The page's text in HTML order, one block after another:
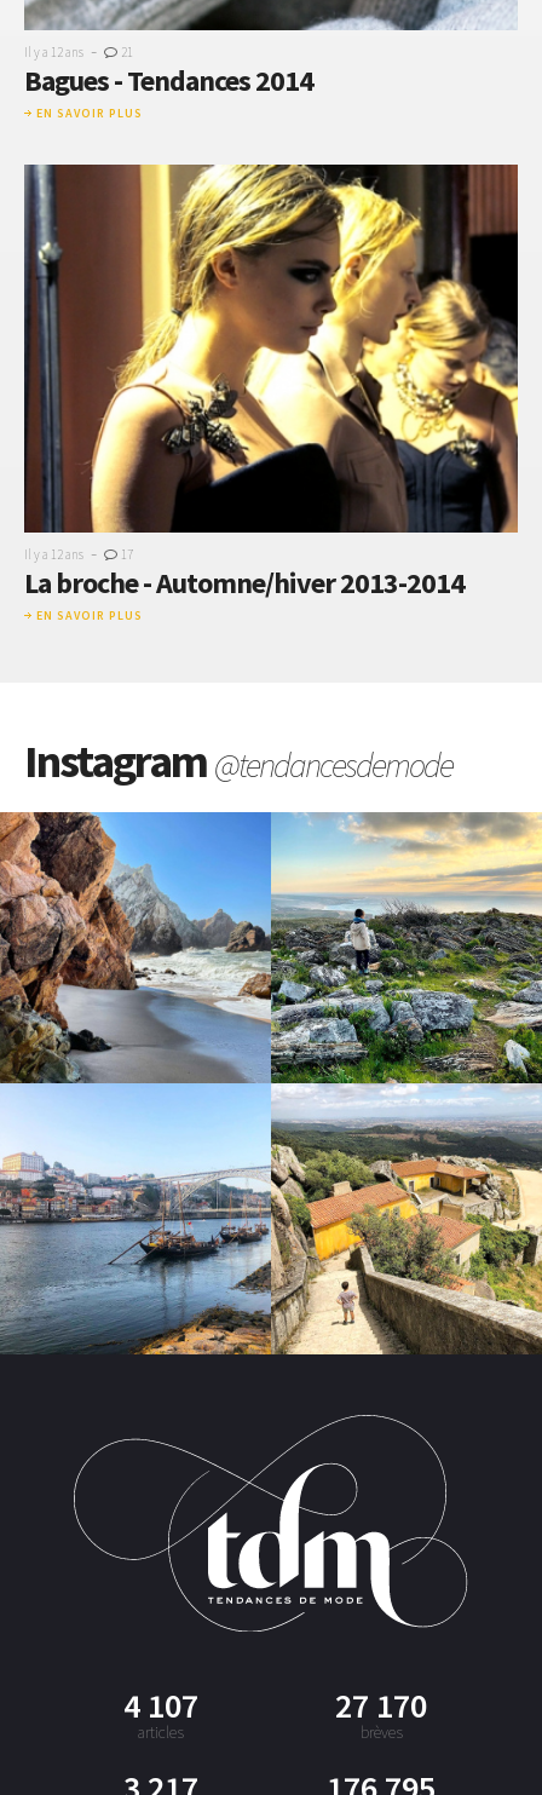
Il y a 12 ans - 21
Bagues - Tendances 2014
EN SAVOIR PLUS
Il y a 12 ans - 17
La broche - Automne/hiver 2013-2014
EN SAVOIR PLUS
Instagram@tendancesdemode
4 107
articles
27 170
brèves